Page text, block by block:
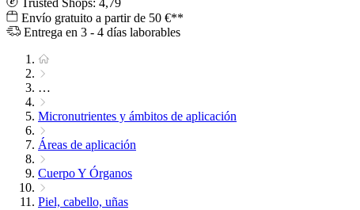
Trusted Shops: 4,79
Envío gratuito a partir de 50 €**
Entrega en 3 - 4 días laborables
…
Micronutrientes y ámbitos de aplicación
Áreas de aplicación
Cuerpo Y Órganos
Piel, cabello, uñas